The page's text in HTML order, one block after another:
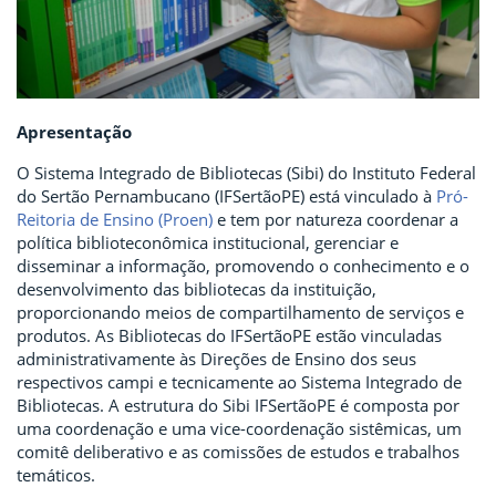
Apresentação
O Sistema Integrado de Bibliotecas (Sibi) do Instituto Federal
do Sertão Pernambucano (IFSertãoPE) está vinculado à Pró-
Reitoria de Ensino (Proen) e tem por natureza coordenar a
política biblioteconômica institucional, gerenciar e
disseminar a informação, promovendo o conhecimento e o
desenvolvimento das bibliotecas da instituição,
proporcionando meios de compartilhamento de serviços e
produtos. As Bibliotecas do IFSertãoPE estão vinculadas
administrativamente às Direções de Ensino dos seus
respectivos campi e tecnicamente ao Sistema Integrado de
Bibliotecas. A estrutura do Sibi IFSertãoPE é composta por
uma coordenação e uma vice-coordenação sistêmicas, um
comitê deliberativo e as comissões de estudos e trabalhos
temáticos.